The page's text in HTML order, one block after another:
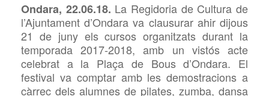
Ondara, 22.06.18. La Regidoria de Cultura de
l’Ajuntament d’Ondara va clausurar ahir dijous
21 de juny els cursos organitzats durant la
temporada 2017-2018, amb un vistós acte
celebrat a la Plaça de Bous d’Ondara. El
festival va comptar amb les demostracions a
càrrec dels alumnes de pilates, zumba, dansa